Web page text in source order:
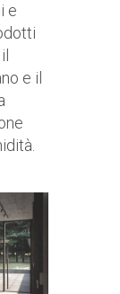
e
e il